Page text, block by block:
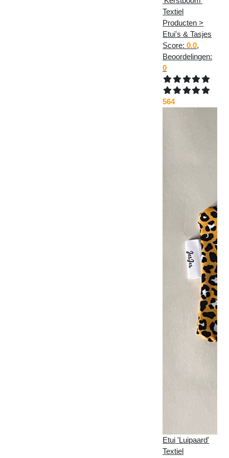
Textiel
Producten >
Etui's & Tasjes
Score:0.0,
Beoordelingen:
0
564
Etui 'Luipaard'
Textiel